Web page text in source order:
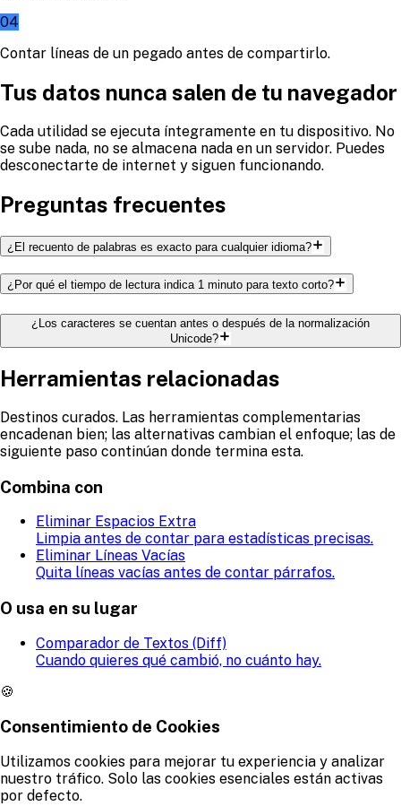
04
Contar líneas de un pegado antes de compartirlo.
Tus datos nunca salen de tu navegador
Cada utilidad se ejecuta íntegramente en tu dispositivo. No
se sube nada, no se almacena nada en un servidor. Puedes
desconectarte de internet y siguen funcionando.
Preguntas frecuentes
¿El recuento de palabras es exacto para cualquier idioma?
¿Por qué el tiempo de lectura indica 1 minuto para texto corto?
¿Los caracteres se cuentan antes o después de la normalización
Unicode?
Herramientas relacionadas
Destinos curados. Las herramientas complementarias
encadenan bien; las alternativas cambian el enfoque; las de
siguiente paso continúan donde termina esta.
Combina con
Eliminar Espacios Extra
Limpia antes de contar para estadísticas precisas.
Eliminar Líneas Vacías
Quita líneas vacías antes de contar párrafos.
O usa en su lugar
Comparador de Textos (Diff)
Cuando quieres qué cambió, no cuánto hay.
🍪
Consentimiento de Cookies
Utilizamos cookies para mejorar tu experiencia y analizar
nuestro tráfico. Solo las cookies esenciales están activas
por defecto.